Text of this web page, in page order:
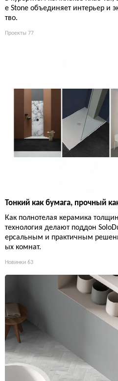
e Stone объединяет интерьер и
тво.
Проекты 77
Тонкий как бумага, прочный
Как полнотелая керамика
технология делают поддон
ерсальным и практичным
ых комнат.
Новинки 63